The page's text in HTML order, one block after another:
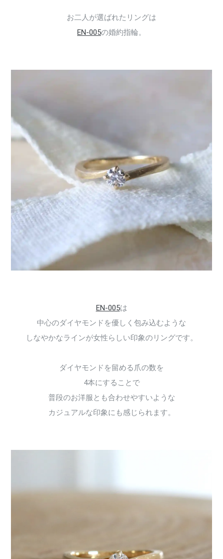
お二人が選ばれたリングは
EN-005の婚約指輪。
EN-005は
中心のダイヤモンドを優しく包み込むような
しなやかなラインが女性らしい印象のリングです。
ダイヤモンドを留める爪の数を
4本にすることで
普段のお洋服とも合わせやすいような
カジュアルな印象にも感じられます。